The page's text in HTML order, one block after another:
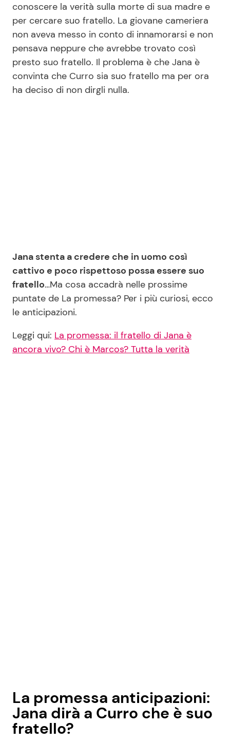
Pubblicità
Privacy Policy
conoscere la verità sulla morte di sua madre e
per cercare suo fratello. La giovane cameriera
non aveva messo in conto di innamorarsi e non
pensava neppure che avrebbe trovato così
presto suo fratello. Il problema è che Jana è
convinta che Curro sia suo fratello ma per ora
ha deciso di non dirgli nulla.
Jana stenta a credere che in uomo così
cattivo e poco rispettoso possa essere suo
fratello…Ma cosa accadrà nelle prossime
puntate de La promessa? Per i più curiosi, ecco
le anticipazioni.
Leggi qui: La promessa: il fratello di Jana è
ancora vivo? Chi è Marcos? Tutta la verità
La promessa anticipazioni:
Jana dirà a Curro che è suo
fratello?